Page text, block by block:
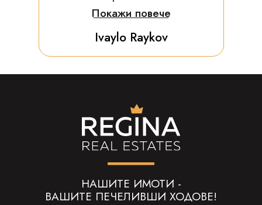
Покажи повече
Ivaylo Raykov
НАШИТЕ ИМОТИ -
ВАШИТЕ ПЕЧЕЛИВШИ ХОДОВЕ!